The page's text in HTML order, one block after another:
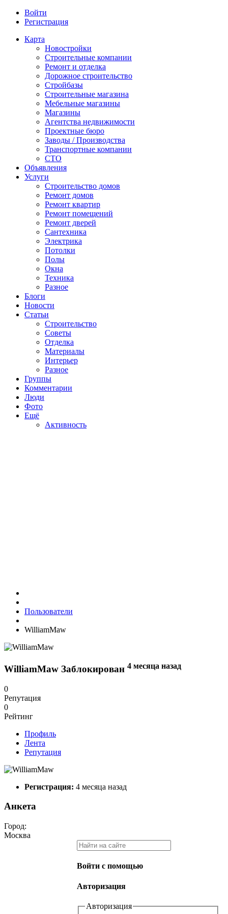
Войти
Регистрация
Карта
Новостройки
Строительные компании
Ремонт и отделка
Дорожное строительство
Стройбазы
Строительные магазина
Мебельные магазины
Магазины
Агентства недвижимости
Проектные бюро
Заводы / Производства
Транспортные компании
СТО
Объявления
Услуги
Строительство домов
Ремонт домов
Ремонт квартир
Ремонт помещений
Ремонт дверей
Сантехника
Электрика
Потолки
Полы
Окна
Техника
Разное
Блоги
Новости
Статьи
Строительство
Советы
Отделка
Материалы
Интерьер
Разное
Группы
Комментарии
Люди
Фото
Ещё
Активность
Пользователи
WilliamMaw
WilliamMaw Заблокирован 4 месяца назад
0
Репутация
0
Рейтинг
Профиль
Лента
Репутация
Регистрация: 4 месяца назад
Анкета
Город:
Москва
Войти с помощью
Авторизация
Авторизация